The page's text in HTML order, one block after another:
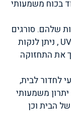
בכוח משמעותי
שלהם. סורגים
שקופים אינם מחלידים ועמידים בפני נזקי UV , ניתן לנקות
את התחזוקה
לחדור לבית,
משמעותי
הבית וכן